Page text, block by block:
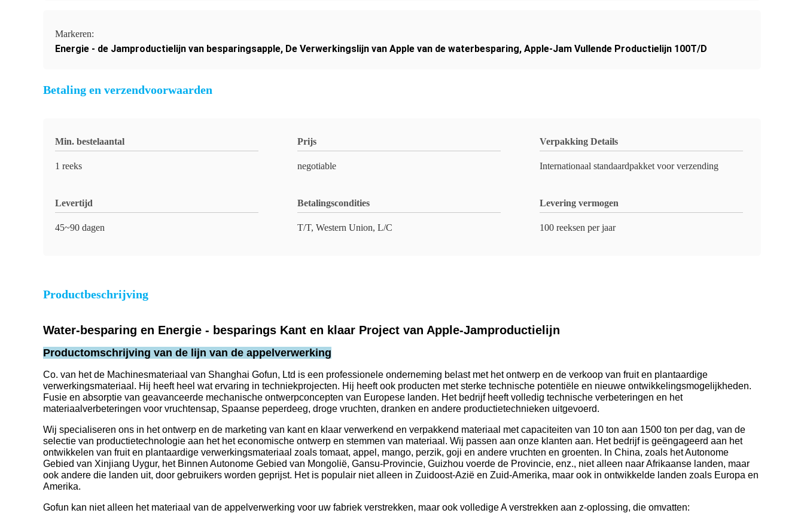
Markeren:
Energie - de Jamproductielijn van besparingsapple, De Verwerkingslijn van Apple van de waterbesparing, Apple-Jam Vullende Productielijn 100T/D
Betaling en verzendvoorwaarden
Min. bestelaantal
1 reeks
Prijs
negotiable
Verpakking Details
Internationaal standaardpakket voor verzending
Levertijd
45~90 dagen
Betalingscondities
T/T, Western Union, L/C
Levering vermogen
100 reeksen per jaar
Productbeschrijving
Water-besparing en Energie - besparings Kant en klaar Project van Apple-Jamproductielijn
Productomschrijving van de lijn van de appelverwerking
Co. van het de Machinesmateriaal van Shanghai Gofun, Ltd is een professionele onderneming belast met het ontwerp en de verkoop van fruit en plantaardige
verwerkingsmateriaal. Hij heeft heel wat ervaring in techniekprojecten. Hij heeft ook producten met sterke technische potentiële en nieuwe ontwikkelingsmogelijkheden.
Fusie en absorptie van geavanceerde mechanische ontwerpconcepten van Europese landen. Het bedrijf heeft volledig technische verbeteringen en het
materiaalverbeteringen voor vruchtensap, Spaanse peperdeeg, droge vruchten, dranken en andere productietechnieken uitgevoerd.
Wij specialiseren ons in het ontwerp en de marketing van kant en klaar verwerkend en verpakkend materiaal met capaciteiten van 10 ton aan 1500 ton per dag, van de
selectie van productietechnologie aan het het economische ontwerp en stemmen van materiaal. Wij passen aan onze klanten aan. Het bedrijf is geëngageerd aan het
ontwikkelen van fruit en plantaardige verwerkingsmateriaal zoals tomaat, appel, mango, perzik, goji en andere vruchten en groenten. In China, zoals het Autonome
Gebied van Xinjiang Uygur, het Binnen Autonome Gebied van Mongolië, Gansu-Provincie, Guizhou voerde de Provincie, enz., niet alleen naar Afrikaanse landen, maar
ook andere die landen uit, door gebruikers worden geprijst. Het is populair niet alleen in Zuidoost-Azië en Zuid-Amerika, maar ook in ontwikkelde landen zoals Europa en
Amerika.
Gofun kan niet alleen het materiaal van de appelverwerking voor uw fabriek verstrekken, maar ook volledige A verstrekken aan z-oplossing, die omvatten: